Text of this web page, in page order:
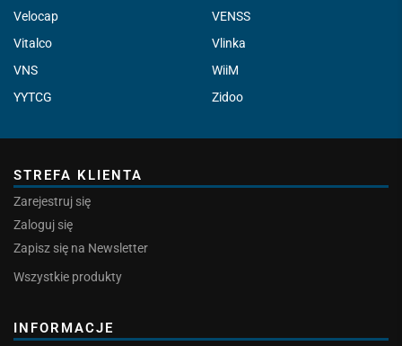
Velocap
VENSS
Vitalco
Vlinka
VNS
WiiM
YYTCG
Zidoo
STREFA KLIENTA
Zarejestruj się
Zaloguj się
Zapisz się na Newsletter
Wszystkie produkty
INFORMACJE